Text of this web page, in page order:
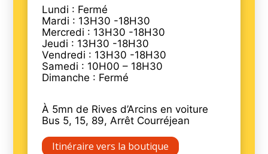
Lundi : Fermé
Mardi : 13H30 -18H30
Mercredi : 13H30 -18H30
Jeudi : 13H30 -18H30
Vendredi : 13H30 -18H30
Samedi : 10H00 – 18H30
Dimanche : Fermé
À 5mn de Rives d’Arcins en voiture
Bus 5, 15, 89, Arrêt Courréjean
Itinéraire vers la boutique